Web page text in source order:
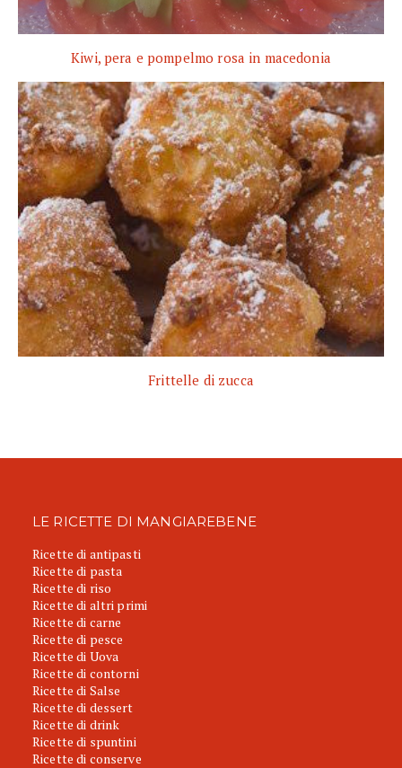
Kiwi, pera e pompelmo rosa in macedonia
Frittelle di zucca
LE RICETTE DI MANGIAREBENE
Ricette di antipasti
Ricette di pasta
Ricette di riso
Ricette di altri primi
Ricette di carne
Ricette di pesce
Ricette di Uova
Ricette di contorni
Ricette di Salse
Ricette di dessert
Ricette di drink
Ricette di spuntini
Ricette di conserve